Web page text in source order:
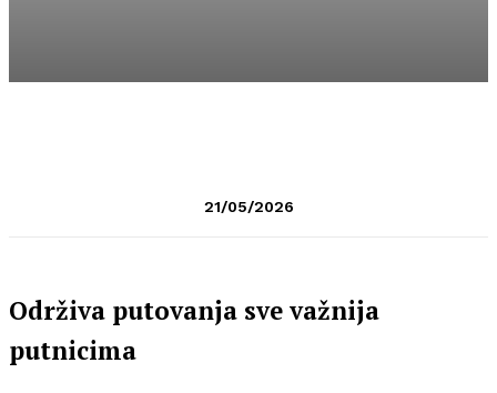
21/05/2026
Održiva putovanja sve važnija
putnicima